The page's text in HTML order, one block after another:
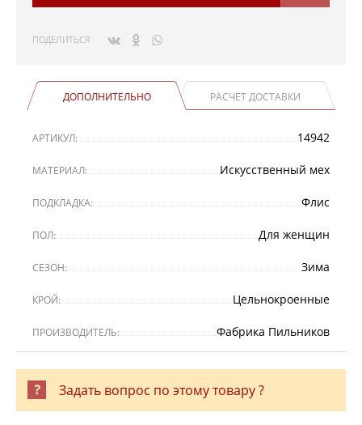
ПОДЕЛИТЬСЯ
ДОПОЛНИТЕЛЬНО РАСЧЕТ ДОСТАВКИ
АРТИКУЛ: 14942
МАТЕРИАЛ: Искусственный мех
ПОДКЛАДКА: Флис
ПОЛ: Для женщин
СЕЗОН: Зима
КРОЙ: Цельнокроенные
ПРОИЗВОДИТЕЛЬ: Фабрика Пильников
Задать вопрос по этому товару ?